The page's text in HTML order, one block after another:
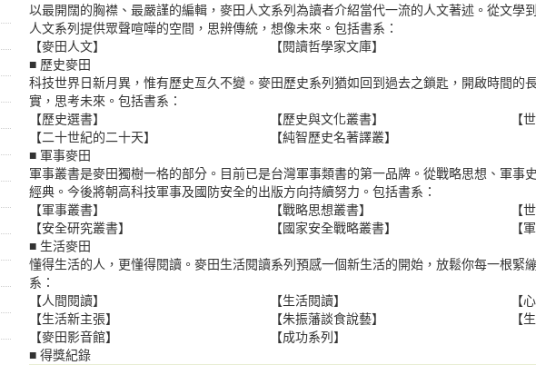
以最開闊的胸襟、最嚴謹的編輯，麥田人文系列為讀者介紹當代一流的人文著述。從文學
人文系列提供眾聲喧嘩的空間，思辨傳統，想像未來。包括書系：
【麥田人文】
【閱讀哲學家文庫】
■ 歷史麥田
科技世界日新月異，惟有歷史亙久不變。麥田歷史系列猶如回到過去之鎖匙，開啟時間的
實，思考未來。包括書系：
【歷史選書】
【歷史與文化叢書】
【
【二十世紀的二十天】
【純智歷史名著譯叢】
■ 軍事麥田
軍事叢書是麥田獨樹一格的部分。目前已是台灣軍事類書的第一品牌。從戰略思想、軍事
經典。今後將朝高科技軍事及國防安全的出版方向持續努力。包括書系：
【軍事叢書】
【戰略思想叢書】
【
【安全研究叢書】
【國家安全戰略叢書】
【
■ 生活麥田
懂得生活的人，更懂得閱讀。麥田生活閱讀系列預感一個新生活的開始，放鬆你每一根緊
系：
【人間閱讀】
【生活閱讀】
【
【生活新主張】
【朱振藩談食說藝】
【
【麥田影音館】
【成功系列】
■ 得獎紀錄